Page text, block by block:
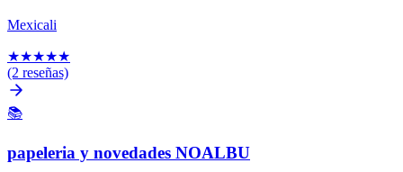
Mexicali
★★★★★
(2 reseñas)
📚
papeleria y novedades NOALBU